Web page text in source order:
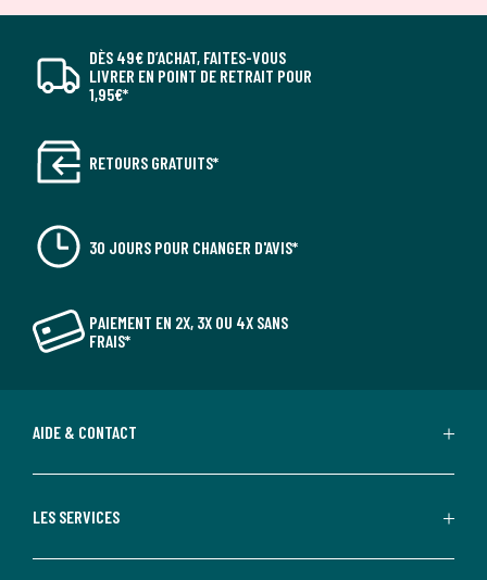
DÈS 49€ D’ACHAT, FAITES-VOUS
LIVRER EN POINT DE RETRAIT POUR
1,95€*
RETOURS GRATUITS*
30 JOURS POUR CHANGER D'AVIS*
PAIEMENT EN 2X, 3X OU 4X SANS
FRAIS*
AIDE & CONTACT
LES SERVICES